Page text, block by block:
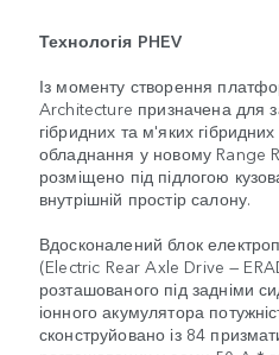
Технологія PHEV
Із моменту створення
Architecture призначена для
гібридних та м'яких
обладнання у новому Range
розміщено під підлогою
внутрішній простір салону.
Вдосконалений блок
(Electric Rear Axle Drive —
розташованого під задніми
іонного акумулятора
сконструйовано із 84